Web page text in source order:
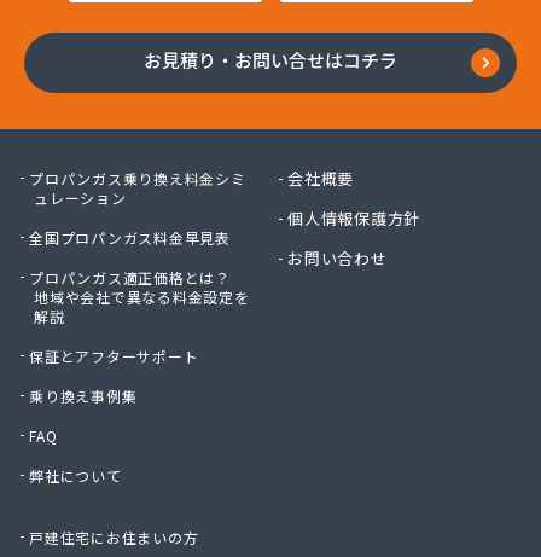
株式会社西田商会
株式会社大栄産業
株式会社大同商会
株式会社大路商会
株式会社筑豊産業
株式会社筑豊商会 筑豊支店
株式会社筑豊商会 飯塚出張所
株式会社筑邦プロパン
株式会社椎山住宅設備
株式会社那須商店
株式会社日通プロパン 直方営業所
お見積り・お問い合せはコチラ
プロパンガス乗り換え料金シミ
ュレーション
全国プロパンガス料金早見表
プロパンガス適正価格とは？
地域や会社で異なる料金設定を
解説
保証とアフターサポート
乗り換え事例集
FAQ
弊社について
戸建住宅にお住まいの方
会社概要
個人情報保護方針
お問い合わせ